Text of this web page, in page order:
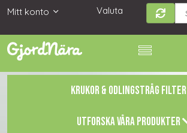
Mitt konto Valuta
KRUKOR & ODLINGSTRÅG FILTER
UTFORSKA VÅRA PRODUKTER